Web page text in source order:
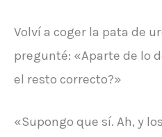
Volví a coger la pata de
pregunté: «Aparte de lo
el resto correcto?»
«Supongo que sí. Ah, y